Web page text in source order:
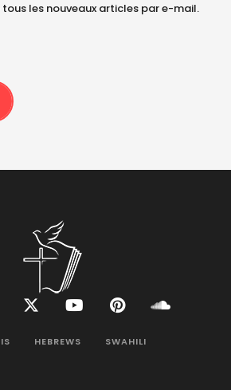
tous les nouveaux articles par e-mail.
HEBREWS SWAHILI